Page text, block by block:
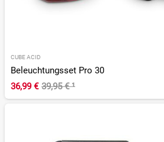
CUBE ACID
Beleuchtungsset Pro 30
36,99 € 39,95 €¹